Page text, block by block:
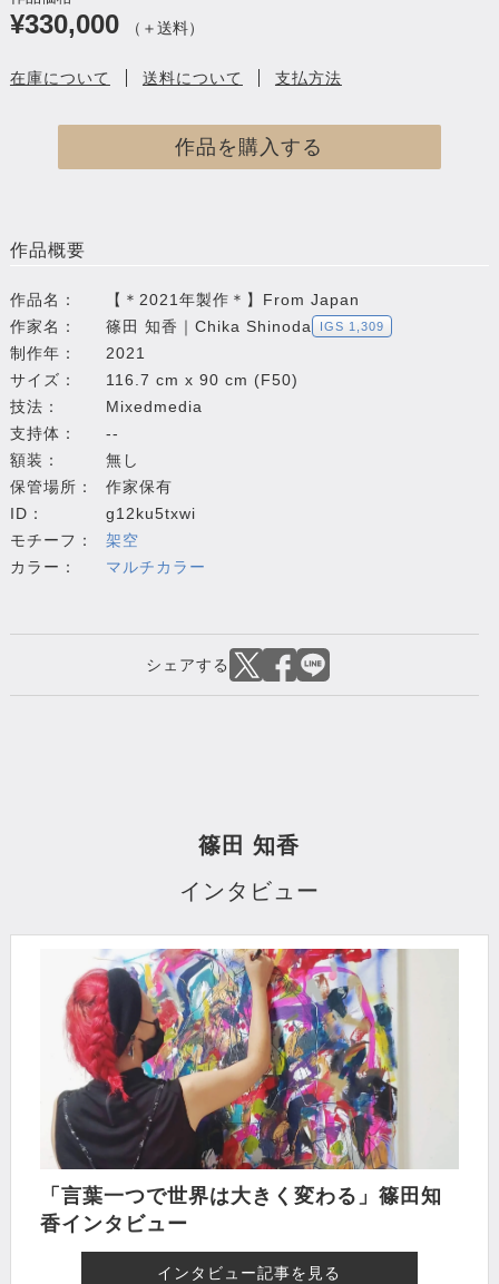
¥330,000 （＋送料）
作品を購入する
在庫について 送料について 支払方法
作品概要
作品名：
【＊2021年製作＊】From Japan
作家名：
篠田 知香｜Chika Shinoda IGS 1,309
制作年：
2021
サイズ：
116.7 cm x 90 cm (F50)
技法：
Mixedmedia
支持体：
--
額装：
無し
保管場所：
作家保有
ID：
g12ku5txwi
モチーフ：
架空
カラー：
マルチカラー
篠田 知香
インタビュー
「言葉一つで世界は大きく変わる」篠田知
香インタビュー
インタビュー記事を見る